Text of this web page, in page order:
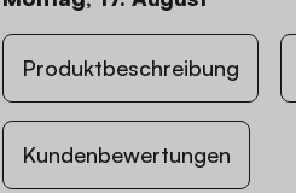
Produktbeschreibung
Kundenbewertungen